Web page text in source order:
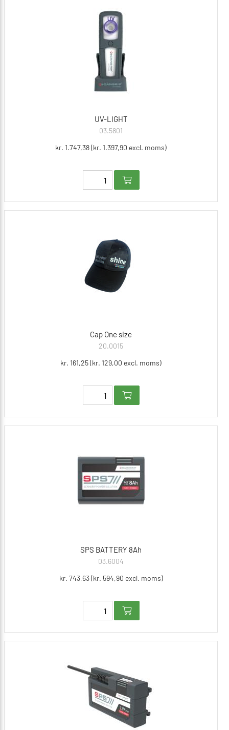
UV-LIGHT
03.5801
kr. 1.747,38 (kr. 1.397,90 excl. moms)
Cap One size
20.0015
kr. 161,25 (kr. 129,00 excl. moms)
SPS BATTERY 8Ah
03.6004
kr. 743,63 (kr. 594,90 excl. moms)